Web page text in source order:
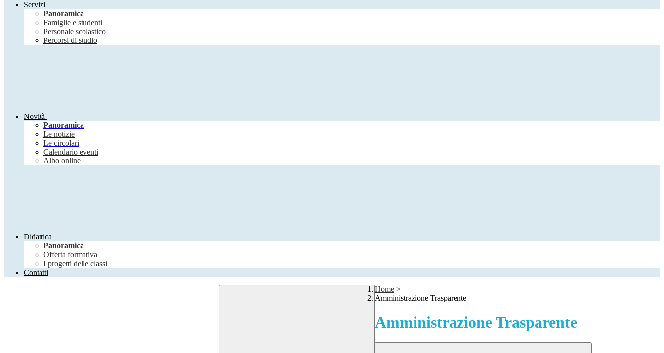
Servizi
Panoramica
Famiglie e studenti
Personale scolastico
Percorsi di studio
Novità
Panoramica
Le notizie
Le circolari
Calendario eventi
Albo online
Didattica
Panoramica
Offerta formativa
I progetti delle classi
Contatti
Home >
Amministrazione Trasparente
Amministrazione Trasparente